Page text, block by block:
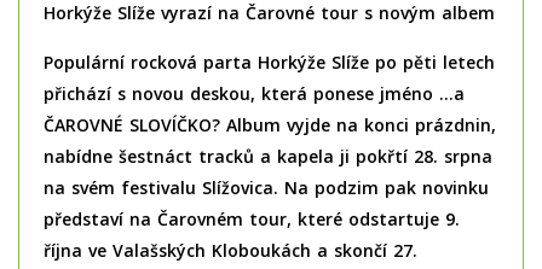
Horkýže Slíže vyrazí na Čarovné tour s novým albem
Populární rocková parta Horkýže Slíže po pěti letech
přichází s novou deskou, která ponese jméno …a
ČAROVNÉ SLOVÍČKO? Album vyjde na konci prázdnin,
nabídne šestnáct tracků a kapela ji pokřtí 28. srpna
na svém festivalu Slížovica. Na podzim pak novinku
představí na Čarovném tour, které odstartuje 9.
října ve Valašských Kloboukách a skončí 27.